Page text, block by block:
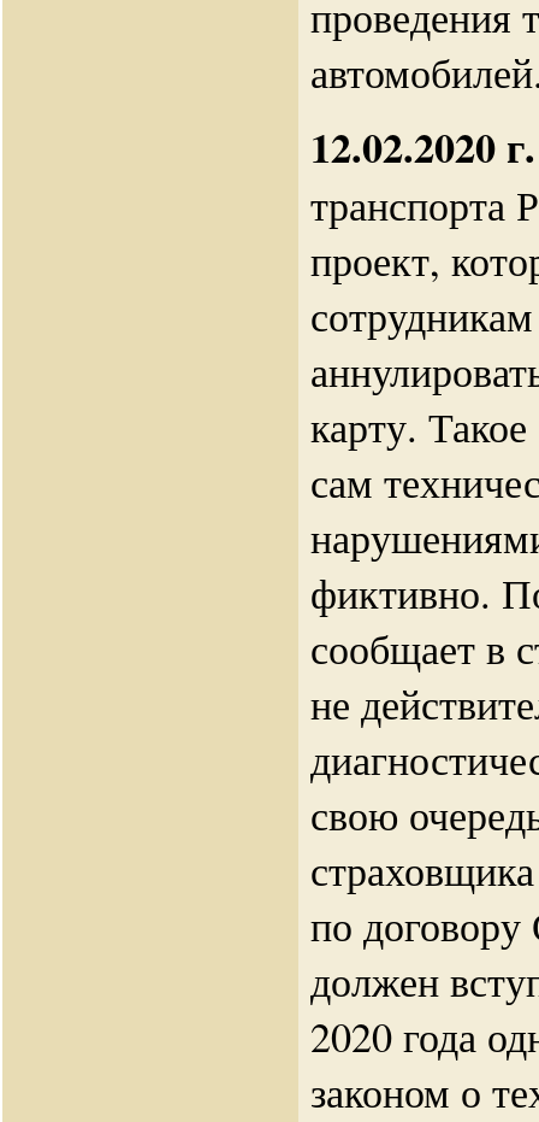
проведения
12.02.2020
транспорта
проект,
карту.
сам
фиктивно.
сообщает в
не
свою
по
должен
2020 года
законом о